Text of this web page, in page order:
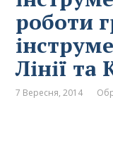
роботи
Лінії та
7 Вересня, 2014